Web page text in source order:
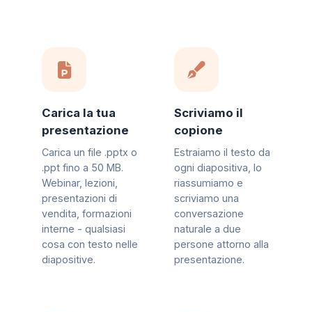
Carica la tua
presentazione
Carica un file .pptx o
.ppt fino a 50 MB.
Webinar, lezioni,
presentazioni di
vendita, formazioni
interne - qualsiasi
cosa con testo nelle
diapositive.
Scriviamo il
copione
Estraiamo il testo da
ogni diapositiva, lo
riassumiamo e
scriviamo una
conversazione
naturale a due
persone attorno alla
presentazione.